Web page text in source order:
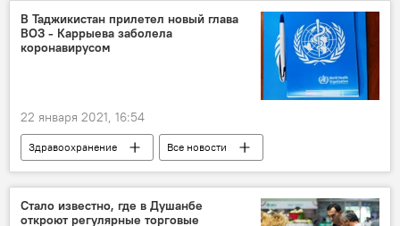
аэропорт
В Таджикистан прилетел новый глава
ВОЗ - Каррыева заболела
коронавирусом
22 января 2021, 16:54
Здравоохранение
Все новости
Таджикистан
Коронавирус в Таджикистане: последние новости
Стало известно, где в Душанбе
откроют регулярные торговые